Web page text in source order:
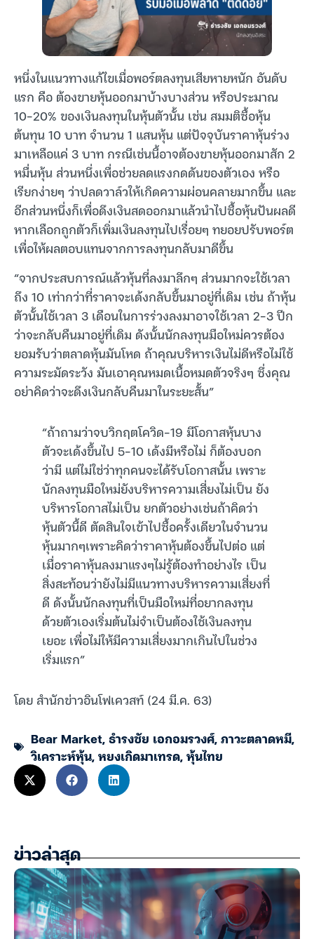
หนึ่งในแนวทางแก้ไขเมื่อพอร์ตลงทุนเสียหายหนัก อันดับ
แรก คือ ต้องขายหุ้นออกมาบ้างบางส่วน หรือประมาณ
10-20% ของเงินลงทุนในหุ้นตัวนั้น เช่น สมมติซื้อหุ้น
ต้นทุน 10 บาท จำนวน 1 แสนหุ้น แต่ปัจจุบันราคาหุ้นร่วง
มาเหลือแค่ 3 บาท กรณีเช่นนี้อาจต้องขายหุ้นออกมาสัก 2
หมื่นหุ้น ส่วนหนึ่งเพื่อช่วยลดแรงกดดันของตัวเอง หรือ
เรียกง่ายๆ ว่าปลดวาล์วให้เกิดความผ่อนคลายมากขึ้น และ
อีกส่วนหนึ่งก็เพื่อดึงเงินสดออกมาแล้วนำไปซื้อหุ้นปันผลดี
หากเลือกถูกตัวก็เพิ่มเงินลงทุนไปเรื่อยๆ ทยอยปรับพอร์ต
เพื่อให้ผลตอบแทนจากการลงทุนกลับมาดีขึ้น
“จากประสบการณ์แล้วหุ้นที่ลงมาลึกๆ ส่วนมากจะใช้เวลา
ถึง 10 เท่ากว่าที่ราคาจะเด้งกลับขึ้นมาอยู่ที่เดิม เช่น ถ้าหุ้น
ตัวนั้นใช้เวลา 3 เดือนในการร่วงลงมาอาจใช้เวลา 2-3 ปีก
ว่าจะกลับคืนมาอยู่ที่เดิม ดังนั้นนักลงทุนมือใหม่ควรต้อง
ยอมรับว่าตลาดหุ้นมันโหด ถ้าคุณบริหารเงินไม่ดีหรือไม่ใช้
ความระมัดระวัง มันเอาคุณหมดเนื้อหมดตัวจริงๆ ซึ่งคุณ
อย่าคิดว่าจะดึงเงินกลับคืนมาในระยะสั้น”
“ถ้าถามว่าจบวิกฤตโควิด-19 มีโอกาสหุ้นบาง
ตัวจะเด้งขึ้นไป 5-10 เด้งมีหรือไม่ ก็ต้องบอก
ว่ามี แต่ไม่ใช่ว่าทุกคนจะได้รับโอกาสนั้น เพราะ
นักลงทุนมือใหม่ยังบริหารความเสี่ยงไม่เป็น ยัง
บริหารโอกาสไม่เป็น ยกตัวอย่างเช่นถ้าคิดว่า
หุ้นตัวนี้ดี ตัดสินใจเข้าไปซื้อครั้งเดียวในจำนวน
หุ้นมากๆเพราะคิดว่าราคาหุ้นต้องขึ้นไปต่อ แต่
เมื่อราคาหุ้นลงมาแรงๆไม่รู้ต้องทำอย่างไร เป็น
สิ่งสะท้อนว่ายังไม่มีแนวทางบริหารความเสี่ยงที่
ดี ดังนั้นนักลงทุนที่เป็นมือใหม่ที่อยากลงทุน
ด้วยตัวเองเริ่มต้นไม่จำเป็นต้องใช้เงินลงทุน
เยอะ เพื่อไม่ให้มีความเสี่ยงมากเกินไปในช่วง
เริ่มแรก”
โดย สำนักข่าวอินโฟเควสท์ (24 มี.ค. 63)
Bear Market,ธำรงชัย เอกอมรวงศ์,ภาวะตลาดหมี,
วิเคราะห์หุ้น,หยงเกิดมาเทรด,หุ้นไทย
ข่าวล่าสุด